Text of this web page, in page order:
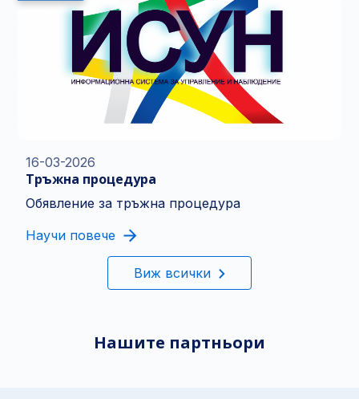
Виж всички
16-03-2026
Тръжна процедура
Обявление за тръжна процедура
Научи повече
Нашите партньори